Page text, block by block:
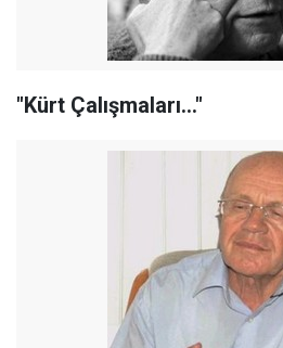
"Kürt Çalışmaları…"